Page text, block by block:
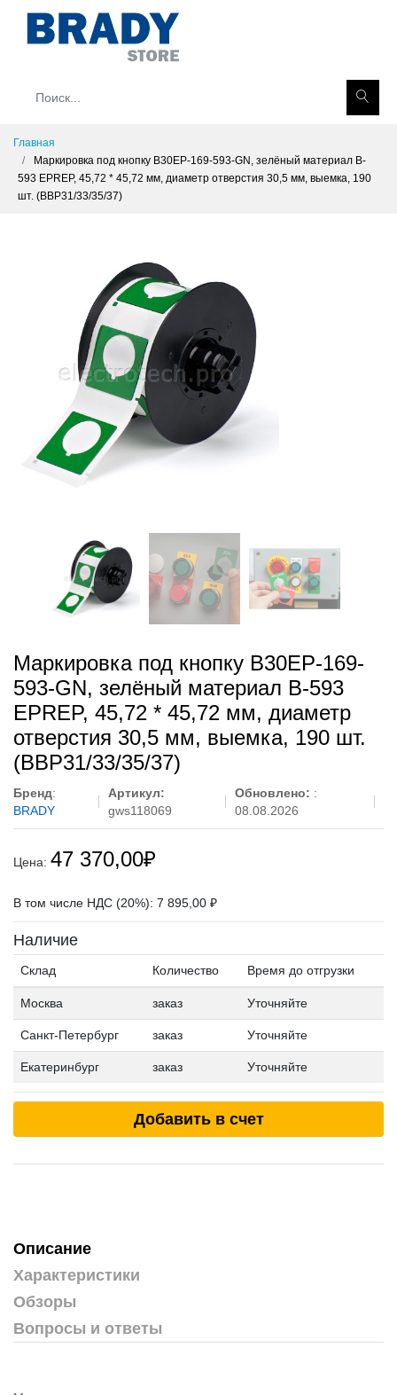
Главная
Маркировка под кнопку B30EP-169-593-GN, зелёный материал B-
593 EPREP, 45,72 * 45,72 мм, диаметр отверстия 30,5 мм, выемка, 190
шт. (BBP31/33/35/37)
Маркировка под кнопку B30EP-169-
593-GN, зелёный материал B-593
EPREP, 45,72 * 45,72 мм, диаметр
отверстия 30,5 мм, выемка, 190 шт.
(BBP31/33/35/37)
Бренд:
BRADY
Артикул:
gws118069
Обновлено: :
08.08.2026
Цена: 47 370,00₽
В том числе НДС (20%): 7 895,00 ₽
Наличие
Склад Количество Время до отгрузки
Москва заказ Уточняйте
Санкт-Петербург заказ Уточняйте
Екатеринбург заказ Уточняйте
Добавить в счет
Описание
Характеристики
Обзоры
Вопросы и ответы